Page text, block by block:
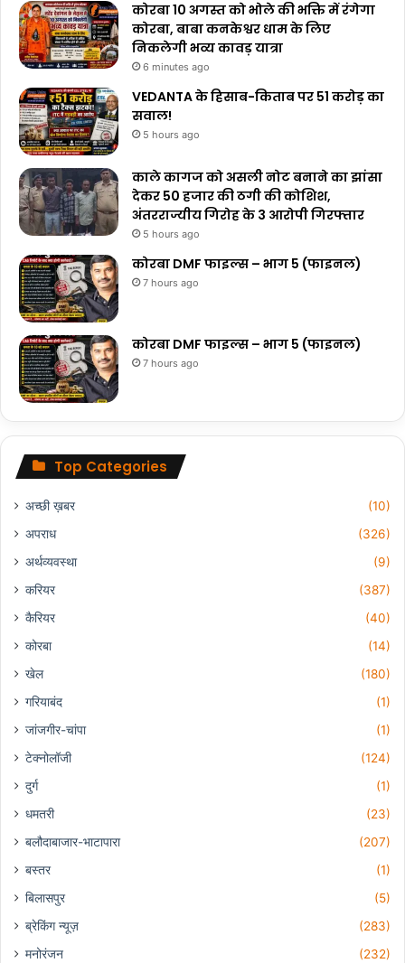
कोरबा 10 अगस्त को भोले की भक्ति में रंगेगा
कोरबा, बाबा कनकेश्वर धाम के लिए
निकलेगी भव्य कावड़ यात्रा
6 minutes ago
VEDANTA के हिसाब-किताब पर ₹51 करोड़ का
सवाल!
5 hours ago
काले कागज को असली नोट बनाने का झांसा
देकर 50 हजार की ठगी की कोशिश,
अंतरराज्यीय गिरोह के 3 आरोपी गिरफ्तार
5 hours ago
कोरबा DMF फाइल्स – भाग 5 (फाइनल)
7 hours ago
कोरबा DMF फाइल्स – भाग 5 (फाइनल)
7 hours ago
Top Categories
अच्छी ख़बर
(10)
अपराध
(326)
अर्थव्यवस्था
(9)
करियर
(387)
कैरियर
(40)
कोरबा
(14)
खेल
(180)
गरियाबंद
(1)
जांजगीर-चांपा
(1)
टेक्नोलॉजी
(124)
दुर्ग
(1)
धमतरी
(23)
बलौदाबाजार-भाटापारा
(207)
बस्तर
(1)
बिलासपुर
(5)
ब्रेकिंग न्यूज़
(283)
मनोरंजन
(232)